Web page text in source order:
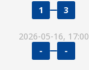
1 3
2026-05-16, 17:00
- -